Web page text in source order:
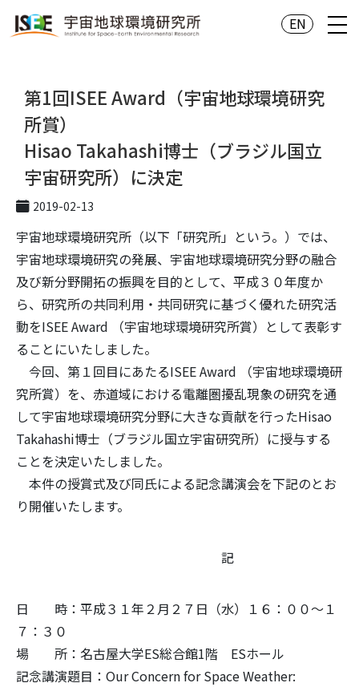
EN
第1回ISEE Award（宇宙地球環境研究
所賞）
Hisao Takahashi博士（ブラジル国立
宇宙研究所）に決定
2019-02-13
宇宙地球環境研究所（以下「研究所」という。）では、
宇宙地球環境研究の発展、宇宙地球環境研究分野の融合
及び新分野開拓の振興を目的として、平成３０年度か
ら、研究所の共同利用・共同研究に基づく優れた研究活
動をISEE Award （宇宙地球環境研究所賞）として表彰す
ることにいたしました。
今回、第１回目にあたるISEE Award （宇宙地球環境研
究所賞）を、赤道域における電離圏擾乱現象の研究を通
して宇宙地球環境研究分野に大きな貢献を行ったHisao
Takahashi博士（ブラジル国立宇宙研究所）に授与する
ことを決定いたしました。
本件の授賞式及び同氏による記念講演会を下記のとお
り開催いたします。
記
日 時：平成３１年２月２７日（水）１６：００～１
７：３０
場 所：名古屋大学ES総合館1階 ESホール
記念講演題目：Our Concern for Space Weather: